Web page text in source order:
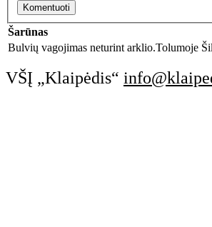
Šarūnas
Bulvių vagojimas neturint arklio.Tolumoje
VŠĮ „Klaipėdis“